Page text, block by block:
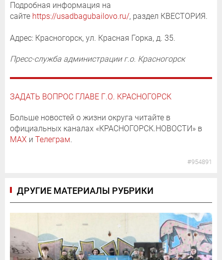
Подробная информация на
сайте https://usadbagubailovo.ru/, раздел КВЕСТОРИЯ.
Адрес: Красногорск, ул. Красная Горка, д. 35.
Пресс-служба администрации г.о. Красногорск
ЗАДАТЬ ВОПРОС ГЛАВЕ Г.О. КРАСНОГОРСК
Больше новостей о жизни округа читайте в
официальных каналах «КРАСНОГОРСК.НОВОСТИ» в
MAX и Телеграм.
#954891
ДРУГИЕ МАТЕРИАЛЫ РУБРИКИ